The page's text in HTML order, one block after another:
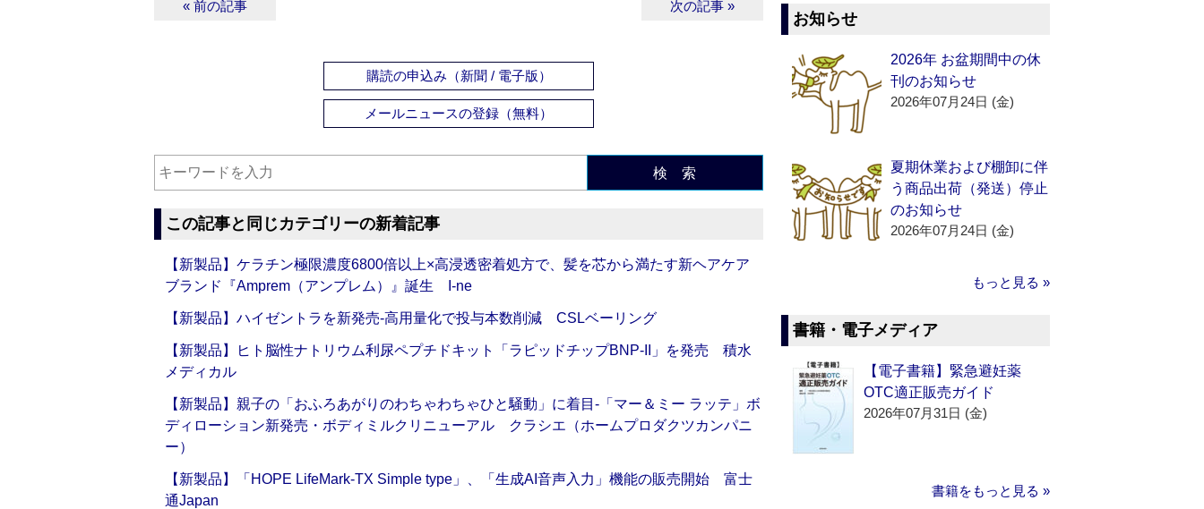
« 前の記事 次の記事 »
購読の申込み（新聞 / 電子版）
メールニュースの登録（無料）
検 索
この記事と同じカテゴリーの新着記事
【新製品】ケラチン極限濃度6800倍以上×高浸透密着処方で、髪を芯から満たす新ヘアケア
ブランド『Amprem（アンプレム）』誕生 I-ne
【新製品】ハイゼントラを新発売‐高用量化で投与本数削減 CSLベーリング
【新製品】ヒト脳性ナトリウム利尿ペプチドキット「ラピッドチップBNP-II」を発売 積水
メディカル
【新製品】親子の「おふろあがりのわちゃわちゃひと騒動」に着目‐「マー＆ミー ラッテ」ボ
ディローション新発売・ボディミルクリニューアル クラシエ（ホームプロダクツカンパニ
ー）
【新製品】「HOPE LifeMark-TX Simple type」、「生成AI音声入力」機能の販売開始 富士
通Japan
お知らせ
2026年 お盆期間中の休
刊のお知らせ
2026年07月24日 (金)
夏期休業および棚卸に伴
う商品出荷（発送）停止
のお知らせ
2026年07月24日 (金)
もっと見る »
書籍・電子メディア
【電子書籍】緊急避妊薬
OTC適正販売ガイド
2026年07月31日 (金)
書籍をもっと見る »